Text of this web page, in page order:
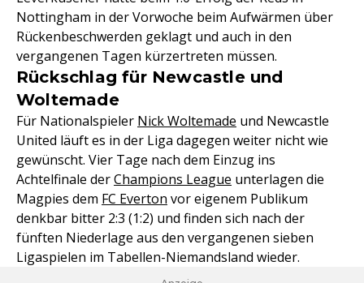
Nottingham in der Vorwoche beim Aufwärmen über
Rückenbeschwerden geklagt und auch in den
vergangenen Tagen kürzertreten müssen.
Rückschlag für Newcastle und
Woltemade
Für Nationalspieler Nick Woltemade und Newcastle
United läuft es in der Liga dagegen weiter nicht wie
gewünscht. Vier Tage nach dem Einzug ins
Achtelfinale derChampions League unterlagen die
Magpies dem FC Everton vor eigenem Publikum
denkbar bitter 2:3 (1:2) und finden sich nach der
fünften Niederlage aus den vergangenen sieben
Ligaspielen im Tabellen-Niemandsland wieder.